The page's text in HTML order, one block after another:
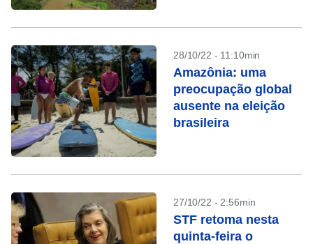
28/10/22 - 11:10min
Amazônia: uma
preocupação global
ausente na eleição
brasileira
27/10/22 - 2:56min
STF retoma nesta
quinta-feira o